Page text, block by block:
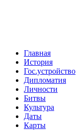
Главная
История
Гос.устройство
Дипломатия
Личности
Битвы
Культура
Даты
Карты